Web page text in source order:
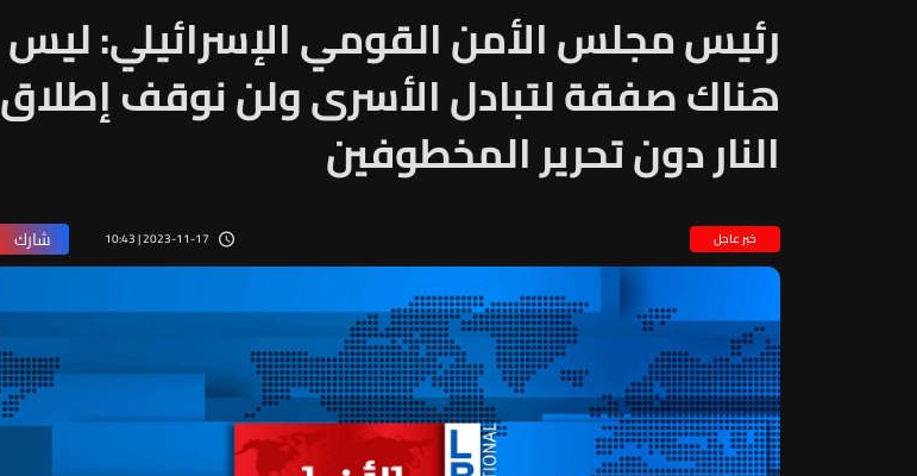
رئيس مجلس الأمن القومي الإسرائيلي: ليس
هناك صفقة لتبادل الأسرى ولن نوقف إطلاق
النار دون تحرير المخطوفين
خبر عاجل 2023-11-17 | 10:43 شارك